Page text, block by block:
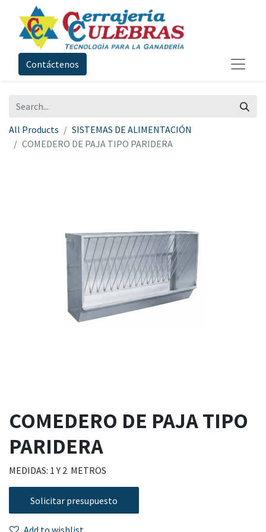
Contáctenos
All Products
SISTEMAS DE ALIMENTACIÓN
COMEDERO DE PAJA TIPO PARIDERA
COMEDERO DE PAJA TIPO
PARIDERA
MEDIDAS: 1 Y 2 METROS
Solicitar presupuesto